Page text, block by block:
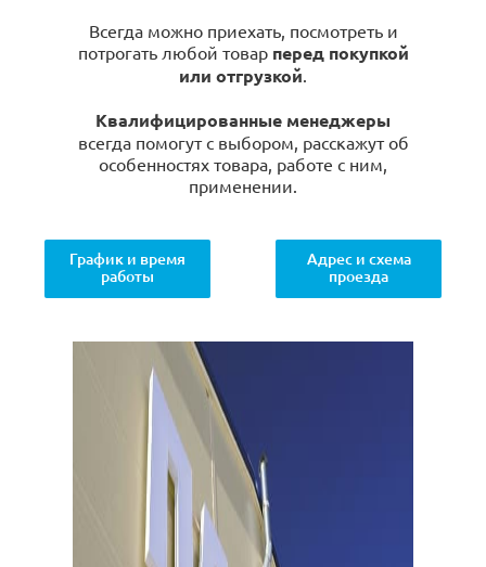
Всегда можно приехать, посмотреть и
потрогать любой товар перед покупкой
или отгрузкой.
Квалифицированные менеджеры
всегда помогут с выбором, расскажут об
особенностях товара, работе с ним,
применении.
График и время
работы
Адрес и схема
проезда